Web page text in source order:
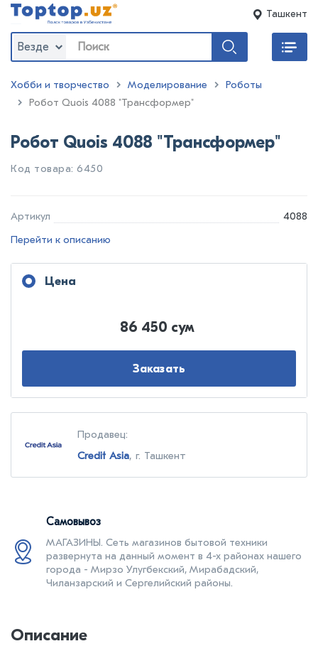
Ташкент
Везде
Хобби и творчество Моделирование Роботы
Робот Quois 4088 "Трансформер"
Робот Quois 4088 "Трансформер"
Код товара: 6450
Артикул
4088
Перейти к описанию
Цена
86 450 сум
Заказать
Продавец:
Credit Asia, г. Ташкент
Самовывоз
МАГАЗИНЫ. Cеть магазинов бытовой техники
развернута на данный момент в 4-х районах нашего
города - Мирзо Улугбекский, Мирабадский,
Чиланзарский и Сергелийский районы.
Описание